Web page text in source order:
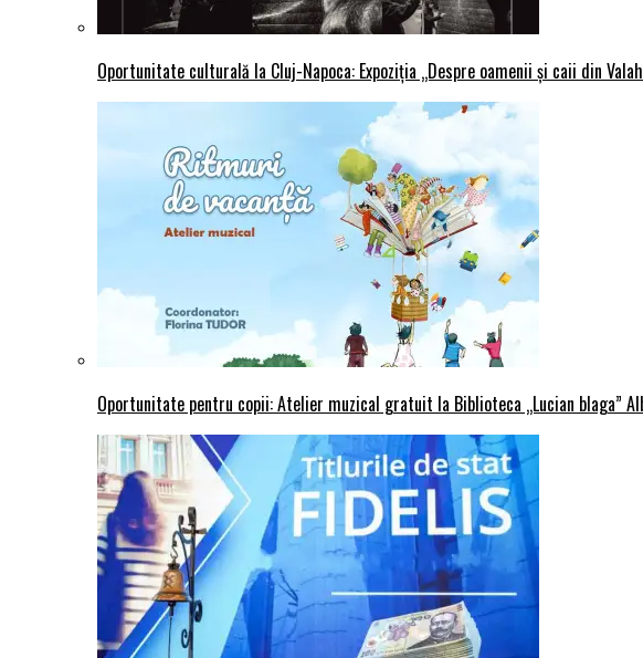
Oportunitate culturală la Cluj-Napoca: Expoziția „Despre oamenii și caii din
Oportunitate pentru copii: Atelier muzical gratuit la Biblioteca „Lucian blaga”